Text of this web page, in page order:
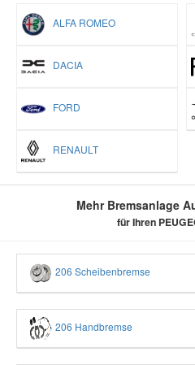
ALFA ROMEO
DACIA
FORD
RENAULT
Mehr Bremsanlage
für Ihren
206 Scheibenbremse
206 Handbremse